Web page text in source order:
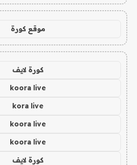
موقع كورة
كورة لايف
koora live
kora live
koora live
koora live
كورة لايف